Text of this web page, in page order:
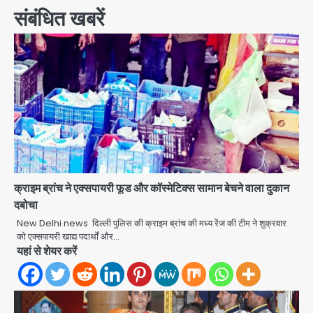
संबंधित खबरें
क्राइम ब्रांच ने एक्सपायरी फूड और कॉस्मेटिक्स सामान बेचने वाला दुकान
दबोचा
New Delhi news दिल्ली पुलिस की क्राइम ब्रांच की मध्य रेंज की टीम ने शुक्रवार
को एक्सपायरी खाद्य पदार्थों और…
यहां से शेयर करें